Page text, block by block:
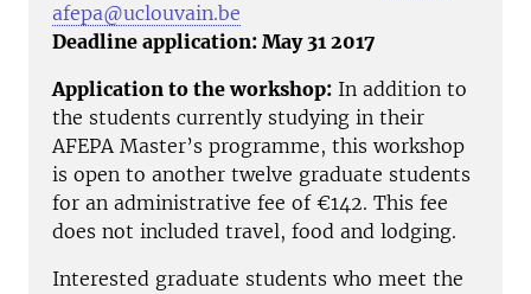
afepa@uclouvain.be
Deadline application: May 31 2017
Application to the workshop: In addition to
the students currently studying in their
AFEPA Master’s programme, this workshop
is open to another twelve graduate students
for an administrative fee of €142. This fee
does not included travel, food and lodging.
Interested graduate students who meet the